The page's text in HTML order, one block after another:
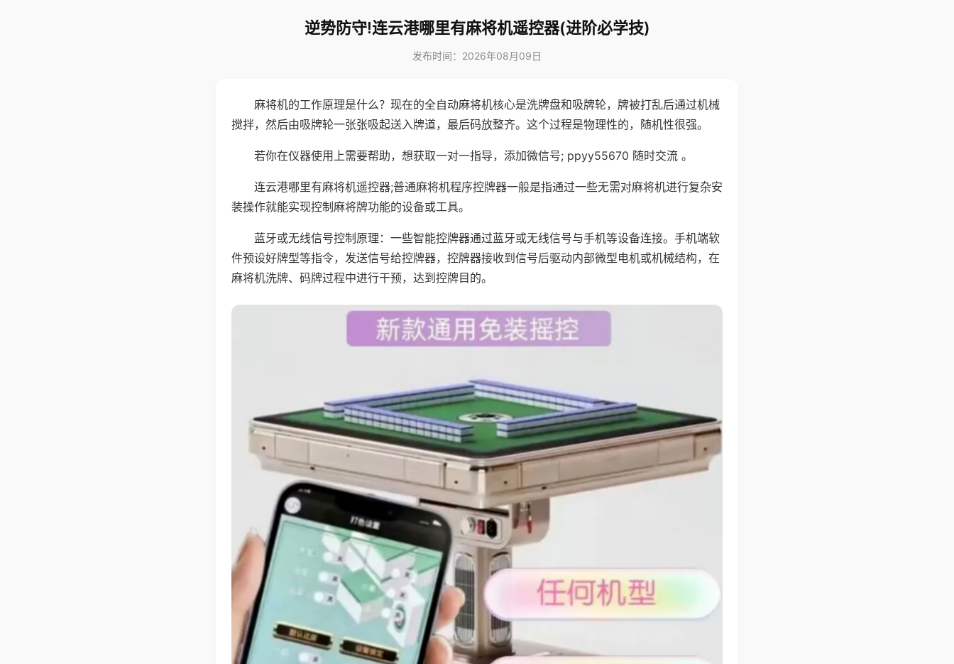
逆势防守!连云港哪里有麻将机遥控器(进阶必学技)
发布时间：2026年08月09日
麻将机的工作原理是什么？现在的全自动麻将机核心是洗牌盘和吸牌轮，牌被打乱后通过机械
搅拌，然后由吸牌轮一张张吸起送入牌道，最后码放整齐。这个过程是物理性的，随机性很强。
若你在仪器使用上需要帮助，想获取一对一指导，添加微信号; ppyy55670 随时交流 。
连云港哪里有麻将机遥控器;普通麻将机程序控牌器一般是指通过一些无需对麻将机进行复杂安
装操作就能实现控制麻将牌功能的设备或工具。
蓝牙或无线信号控制原理：一些智能控牌器通过蓝牙或无线信号与手机等设备连接。手机端软
件预设好牌型等指令，发送信号给控牌器，控牌器接收到信号后驱动内部微型电机或机械结构，在
麻将机洗牌、码牌过程中进行干预，达到控牌目的。